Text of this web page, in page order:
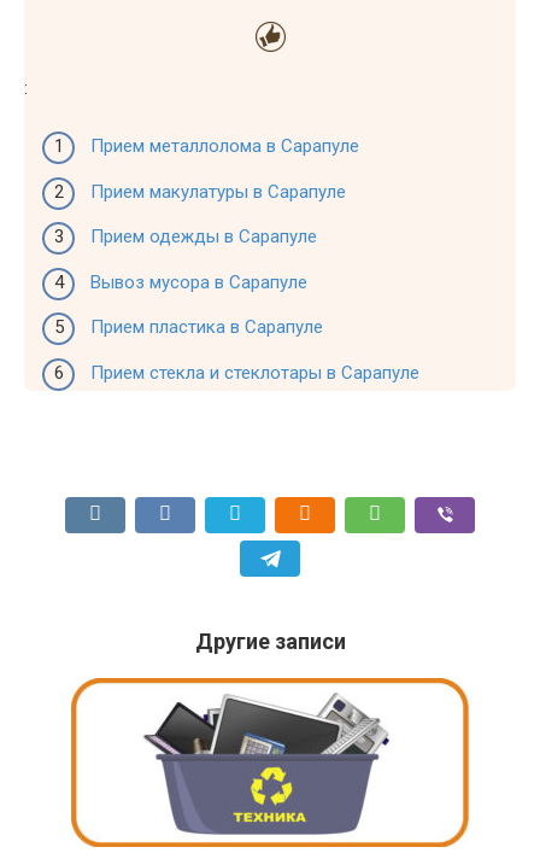
:
Прием металлолома в Сарапуле
Прием макулатуры в Сарапуле
Прием одежды в Сарапуле
Вывоз мусора в Сарапуле
Прием пластика в Сарапуле
Прием стекла и стеклотары в Сарапуле
Другие записи